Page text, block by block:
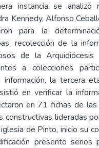
instancia se analizó
Kennedy, Alfonso
para la
recolección de la
de la Arquidiócesis
a colecciones
la tercera
en verificar la
en 71 fichas de
constructivas lideradas
de Pinto, inicio su
presento serios